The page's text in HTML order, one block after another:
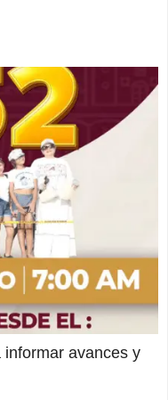
avances y